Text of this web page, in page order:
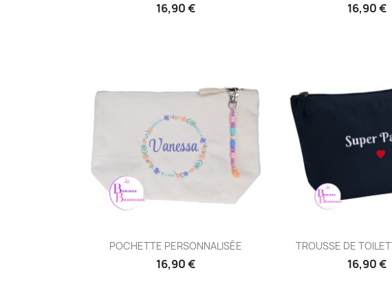
16,90 € 16,90 €
Aperçu rapide
POCHETTE PERSONNALISÉE
16,90 €
Aperçu
TROUSSE DE
16,90 €